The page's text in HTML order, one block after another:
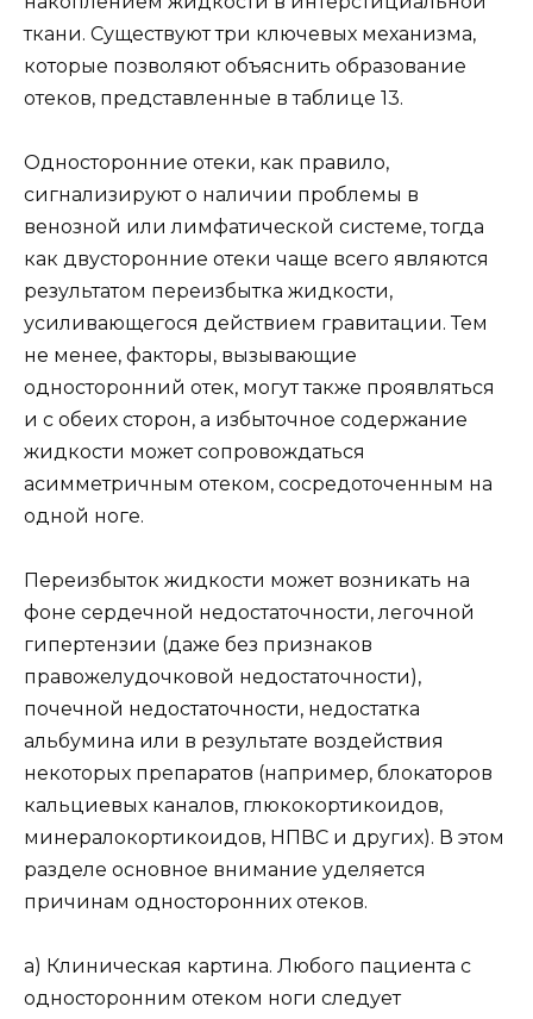
ткани. Существуют три ключевых механизма,
которые позволяют объяснить образование
отеков, представленные в таблице 13.
Односторонние отеки, как правило,
сигнализируют о наличии проблемы в
венозной или лимфатической системе, тогда
как двусторонние отеки чаще всего являются
результатом переизбытка жидкости,
усиливающегося действием гравитации. Тем
не менее, факторы, вызывающие
односторонний отек, могут также проявляться
и с обеих сторон, а избыточное содержание
жидкости может сопровождаться
асимметричным отеком, сосредоточенным на
одной ноге.
Переизбыток жидкости может возникать на
фоне сердечной недостаточности, легочной
гипертензии (даже без признаков
правожелудочковой недостаточности),
почечной недостаточности, недостатка
альбумина или в результате воздействия
некоторых препаратов (например, блокаторов
кальциевых каналов, глюкокортикоидов,
минералокортикоидов, НПВС и других). В этом
разделе основное внимание уделяется
причинам односторонних отеков.
а) Клиническая картина. Любого пациента с
односторонним отеком ноги следует